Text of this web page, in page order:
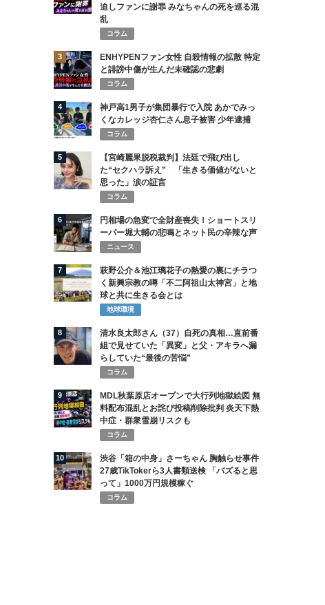
迫しファンに謝罪 みなちゃんの死を巡る混
乱
コラム
3
ENHYPENファン女性 自殺情報の拡散 特定
と誹謗中傷が生んだ未確認の悲劇
コラム
4
神戸高1男子が集団暴行で入院 あかでみっ
くなカレッジ杏仁さん息子被害 少年逮捕
コラム
5
【宮崎麗果脱税裁判】法廷で飛び出し
た“セクハラ訴え” 「生きる価値がないと
思った」涙の証言
コラム
6
円相場の急変で全財産喪失！ショートスリ
ーパー堀大輔の悲鳴とネット民の辛辣な声
ニュース
7
萩野公介＆池江璃花子の熱愛の裏にチラつ
く新興宗教の噂「不二阿祖山太神宮」と地
球と共に生きる会とは
地球環境
8
清水良太郎さん（37）自死の真相…直前番
組で見せていた「異変」と父・アキラへ漏
らしていた“最後の苦悩”
コラム
9
MDL秋葉原店オープンで大行列地獄絵図 無
料配布混乱とお詫び投稿削除批判 炎天下熱
中症・群衆雪崩リスクも
コラム
10
渋谷「箱の中身」さーちゃん 胸触らせ事件
27歳TikTokerら3人書類送検 「バズると思
って」1000万円規模稼ぐ
コラム